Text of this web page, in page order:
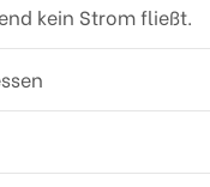
kein Strom fließt.